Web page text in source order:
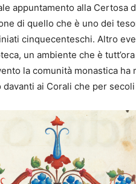
appuntamento alla Certosa
di quello che è uno dei
cinquecenteschi. Altro
un ambiente che è
la comunità monastica
ai Corali che per